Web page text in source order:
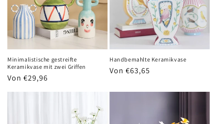
Minimalistische gestreifte
Keramikvase mit zwei Griffen
Normaler
Von €29,96
Handbemahlte Keramikvase
Normaler
Von €63,65